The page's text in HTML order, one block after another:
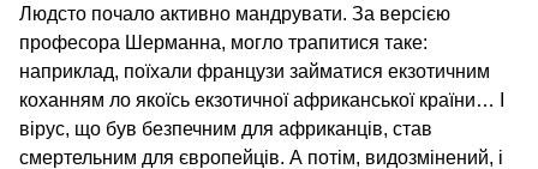
Людсто почало активно мандрувати. За версією
професора Шерманна, могло трапитися таке:
наприклад, поїхали французи займатися екзотичним
коханням ло якоїсь екзотичної африканської країни… І
вірус, що був безпечним для африканців, став
смертельним для європейців. А потім, видозмінений, і